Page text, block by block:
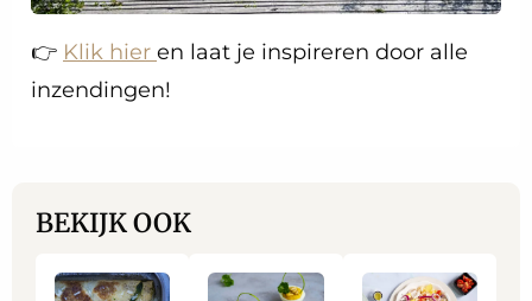
👉 Klik hier en laat je inspireren door alle
inzendingen!
BEKIJK OOK
Lees
Lees
Lees